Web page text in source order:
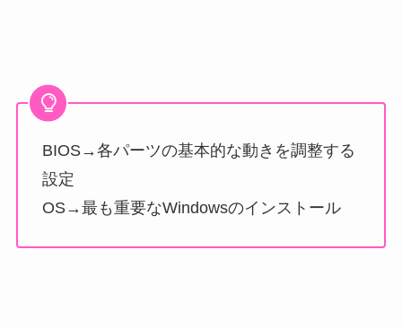
BIOS→各パーツの基本的な動きを調整する
設定
OS→最も重要なWindowsのインストール